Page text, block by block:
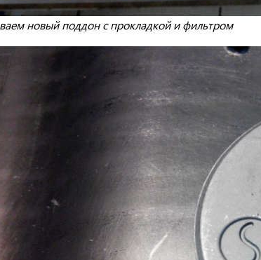
новый поддон с прокладкой и фильтром